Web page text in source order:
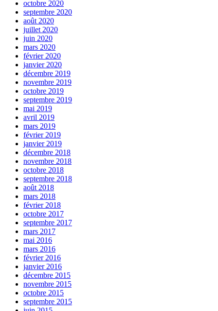
octobre 2020
septembre 2020
août 2020
juillet 2020
juin 2020
mars 2020
février 2020
janvier 2020
décembre 2019
novembre 2019
octobre 2019
septembre 2019
mai 2019
avril 2019
mars 2019
février 2019
janvier 2019
décembre 2018
novembre 2018
octobre 2018
septembre 2018
août 2018
mars 2018
février 2018
octobre 2017
septembre 2017
mars 2017
mai 2016
mars 2016
février 2016
janvier 2016
décembre 2015
novembre 2015
octobre 2015
septembre 2015